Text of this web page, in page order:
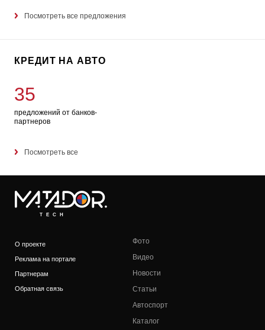
Посмотреть все предложения
КРЕДИТ НА АВТО
35
предложений от банков-
партнеров
Посмотреть все
TECH
О проекте
Реклама на портале
Партнерам
Обратная связь
Фото
Видео
Новости
Статьи
Автоспорт
Каталог